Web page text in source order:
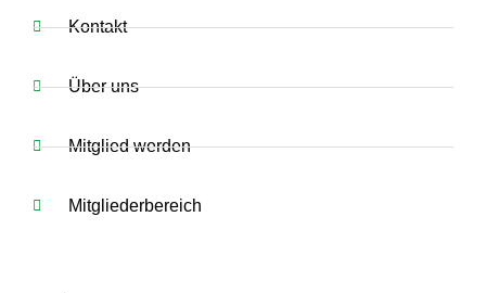
Kontakt
Über uns
Mitglied werden
Mitgliederbereich